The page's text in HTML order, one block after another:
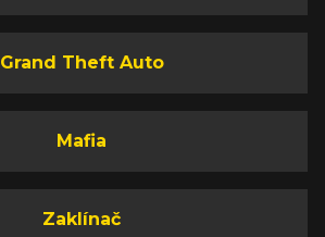
Grand Theft Auto
Mafia
Zaklínač